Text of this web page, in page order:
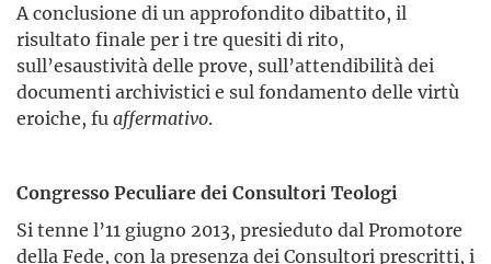
A conclusione di un approfondito dibattito, il
risultato finale per i tre quesiti di rito,
sull’esaustività delle prove, sull’attendibilità dei
documenti archivistici e sul fondamento delle virtù
eroiche, fuaffermativo.
Congresso Peculiare dei Consultori Teologi
Si tenne l’11 giugno 2013, presieduto dal Promotore
della Fede, con la presenza dei Consultori prescritti, i